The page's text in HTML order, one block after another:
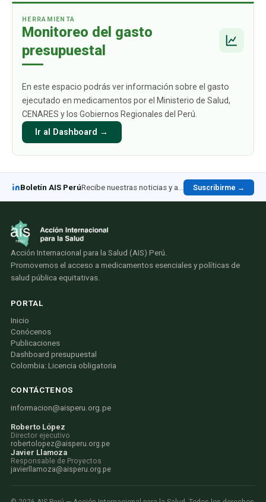
HERRAMIENTA
Monitoreo del gasto
presupuestal
En este espacio podrás ver información sobre el gasto
ejecutado en medicamentos por el Ministerio de Salud,
CENARES y los Gobiernos Regionales del Perú.
Ir al Dashboard →
Boletín AIS PerúRecibe nuestras noticias y análisis en LinkedIn Suscribirme →
Acción Internacional para la Salud (AIS) Perú.
Promovemos el acceso a medicamentos esenciales y políticas de
salud pública equitativas.
PORTAL
Inicio
Conócenos
Publicaciones
Dashboard presupuestal
Colombia: Licencia obligatoria
CONTÁCTENOS
informacion@aisperu.org.pe
Roberto López
Director ejecutivo
robertolopez@aisperu.org.pe
Javier Llamoza
Responsable de Proyectos
javierllamoza@aisperu.org.pe